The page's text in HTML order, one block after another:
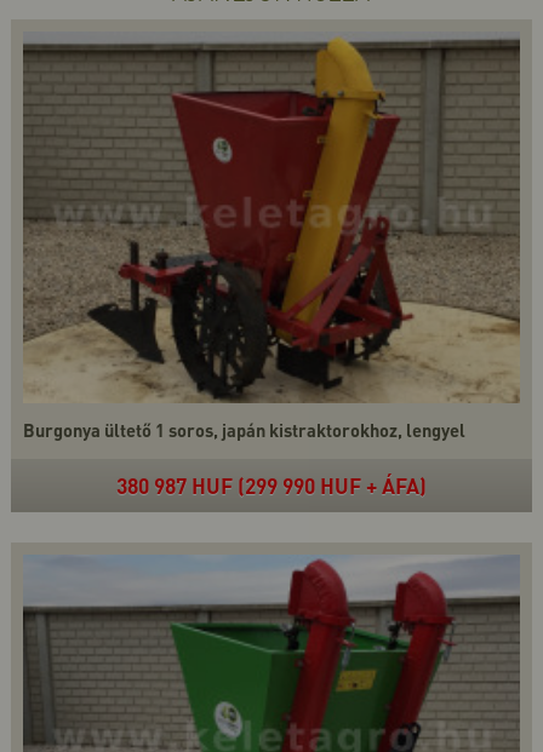
Burgonya ültető 1 soros, japán kistraktorokhoz, lengyel
380 987 HUF (299 990 HUF + ÁFA)